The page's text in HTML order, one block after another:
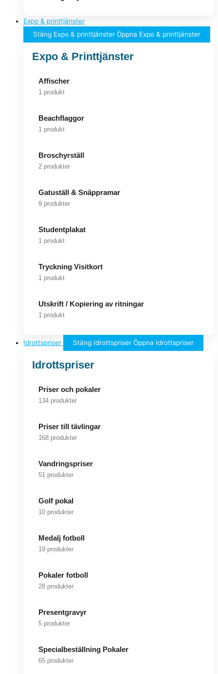
Expo & printtjänster
Stäng Expo & printtjänster Öppna Expo & printtjänster
Expo & Printtjänster
Affischer
1 produkt
Beachflaggor
1 produkt
Broschyrställ
2 produkter
Gatuställ & Snäppramar
9 produkter
Studentplakat
1 produkt
Tryckning Visitkort
1 produkt
Utskrift / Kopiering av ritningar
1 produkt
Idrottspriser Stäng Idrottspriser Öppna Idrottspriser
Idrottspriser
Priser och pokaler
134 produkter
Priser till tävlingar
168 produkter
Vandringspriser
51 produkter
Golf pokal
10 produkter
Medalj fotboll
19 produkter
Pokaler fotboll
28 produkter
Presentgravyr
5 produkter
Specialbeställning Pokaler
65 produkter